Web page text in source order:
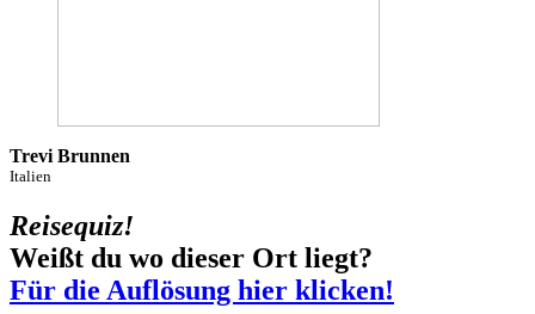
Trevi Brunnen
Italien
Reisequiz!
Weißt du wo dieser Ort liegt?
Für die Auflösung hier klicken!